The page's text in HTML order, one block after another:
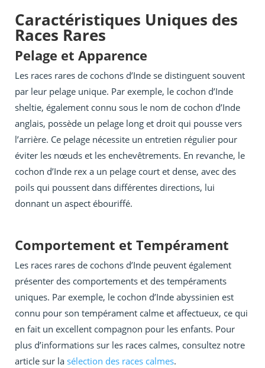
Caractéristiques Uniques des
Races Rares
Pelage et Apparence
Les races rares de cochons d’Inde se distinguent souvent
par leur pelage unique. Par exemple, le cochon d’Inde
sheltie, également connu sous le nom de cochon d’Inde
anglais, possède un pelage long et droit qui pousse vers
l’arrière. Ce pelage nécessite un entretien régulier pour
éviter les nœuds et les enchevêtrements. En revanche, le
cochon d’Inde rex a un pelage court et dense, avec des
poils qui poussent dans différentes directions, lui
donnant un aspect ébouriffé.
Comportement et Tempérament
Les races rares de cochons d’Inde peuvent également
présenter des comportements et des tempéraments
uniques. Par exemple, le cochon d’Inde abyssinien est
connu pour son tempérament calme et affectueux, ce qui
en fait un excellent compagnon pour les enfants. Pour
plus d’informations sur les races calmes, consultez notre
article sur la sélection des races calmes.